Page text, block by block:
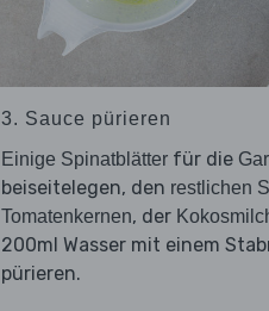
3. Sauce pürieren
Einige Spinatblätter für die
beiseitelegen, den restlichen
Tomatenkernen, der
200ml Wasser mit einem
pürieren.